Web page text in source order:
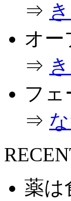
⇒
オー
⇒
フェ
⇒
薬は